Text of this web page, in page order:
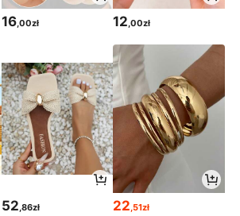
16,00zł 12,00zł
52,86zł 22,51zł